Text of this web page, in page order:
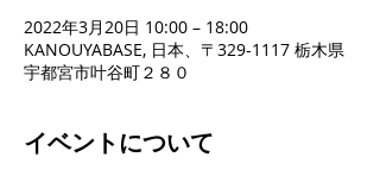
2022年3月20日 10:00 – 18:00
KANOUYABASE, 日本、〒329-1117 栃木県
宇都宮市叶谷町２８０
イベントについて